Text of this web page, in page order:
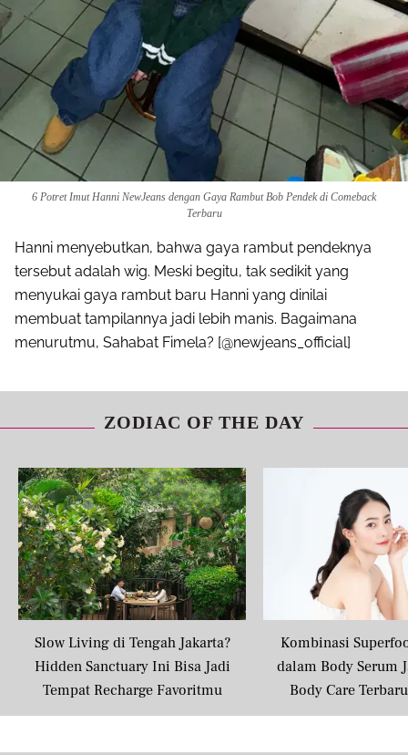
6 Potret Imut Hanni NewJeans dengan Gaya Rambut Bob Pendek di Comeback
Terbaru
Hanni menyebutkan, bahwa gaya rambut pendeknya
tersebut adalah wig. Meski begitu, tak sedikit yang
menyukai gaya rambut baru Hanni yang dinilai
membuat tampilannya jadi lebih manis. Bagaimana
menurutmu, Sahabat Fimela? [@newjeans_official]
ZODIAC OF THE DAY
Slow Living di Tengah Jakarta?
Hidden Sanctuary Ini Bisa Jadi
Tempat Recharge Favoritmu
Kombinasi
dalam Body Serum
Body Care
Masyarakat